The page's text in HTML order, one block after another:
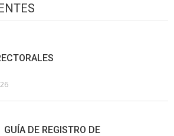
GUÍA DE REGISTRO DE